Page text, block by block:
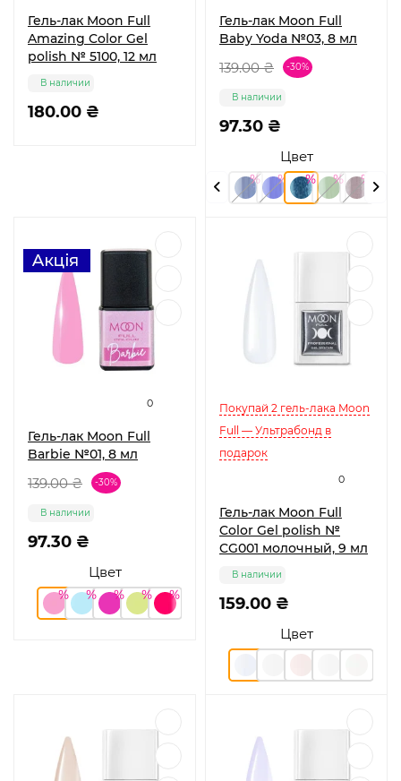
Гель-лак Moon Full
Amazing Color Gel
polish № 5100, 12 мл
180.00 ₴
В наличии
Гель-лак Moon Full
Baby Yoda №03, 8 мл
Цвет
139.00 ₴ -30%
97.30 ₴
В наличии
0
Гель-лак Moon Full
Barbie №01, 8 мл
Цвет
139.00 ₴ -30%
97.30 ₴
В наличии
0
Покупай 2 гель-лака Moon
Full — Ультрабонд в
подарок
Гель-лак Moon Full
Color Gel polish №
CG001 молочный, 9 мл
Цвет
159.00 ₴
В наличии